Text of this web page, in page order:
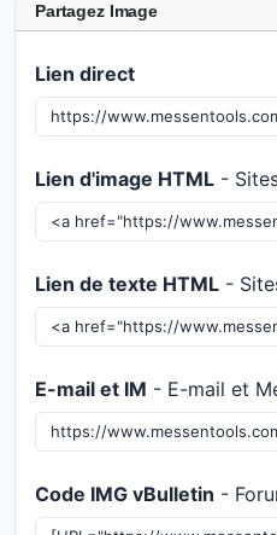
Partagez Image
Lien direct
Lien d'image HTML -
Lien de texte HTML -
E-mail et IM - E-mail et
Code IMG vBulletin -